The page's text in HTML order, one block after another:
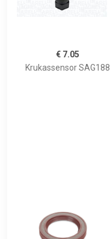
€ 7.05
Krukassensor SAG188